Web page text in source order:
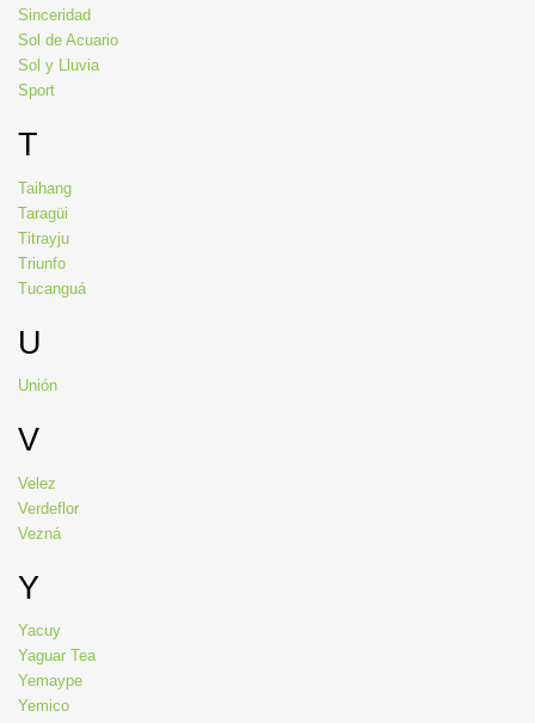
Sinceridad
Sol de Acuario
Sol y Lluvia
Sport
T
Taihang
Taragüi
Titrayju
Triunfo
Tucanguá
U
Unión
V
Velez
Verdeflor
Vezná
Y
Yacuy
Yaguar Tea
Yemaype
Yemico